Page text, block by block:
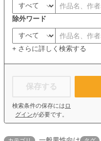
除外ワード
+ さらに詳しく検索する
保存する
検索条件の保存には ロ
グインが必要です。